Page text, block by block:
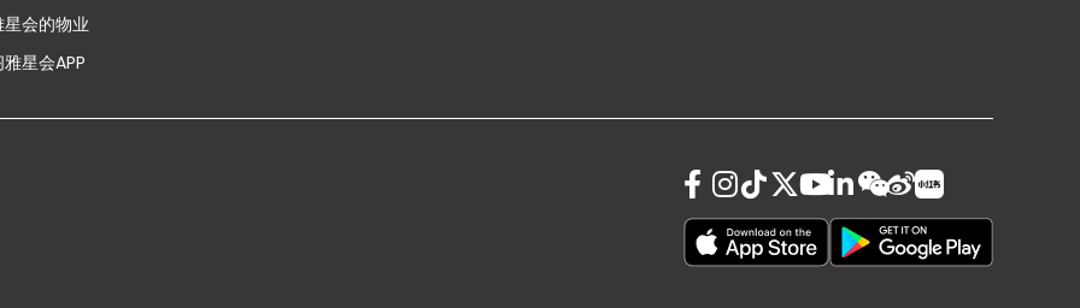
会的物业
星会APP